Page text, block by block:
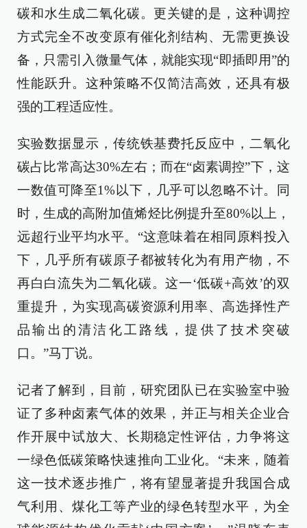
碳和水生成二氧化碳。更关键的是，这种调控
方式完全不改变原有催化剂结构、无需更换设
备，只需引入微量气体，就能实现“即插即用”的
性能跃升。这种策略不仅简洁高效，还具有极
强的工程适应性。
实验数据显示，传统铁基费托反应中，二氧化
碳占比常高达30%左右；而在“卤素调控”下，这
一数值可降至1%以下，几乎可以忽略不计。同
时，生成的高附加值烯烃比例提升至80%以上，
远超行业平均水平。“这意味着在相同原料投入
下，几乎所有碳原子都被转化为有用产物，不
再白白流失为二氧化碳。这一‘低碳+高效’的双
重提升，为实现高碳资源利用率、高选择性产
品输出的清洁化工路线，提供了技术突破
口。”马丁说。
记者了解到，目前，研究团队已在实验室中验
证了多种卤素气体的效果，并正与相关企业合
作开展中试放大、长期稳定性评估，力争将这
一绿色低碳策略快速推向工业化。“未来，随着
这一技术逐步推广，将有望显著提升我国合成
气利用、煤化工等产业的绿色转型水平，为全